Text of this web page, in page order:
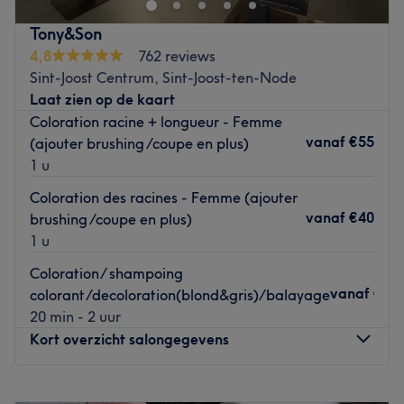
chouchouter et se sentir revigoré.
Transport public le plus proche
Le salon est situé à deux minutes à pied de la station de
train Uccle Calevoet.
L'équipe
Madina est une professionnelle dévouée, prête à prendre
soin de ses clients. Elle travaille sans relâche pour
s'assurer que chaque client quitte le salon en se sentant
rafraîchi et revitalisé.
Nos coups de cœur
décoration moderne et épurée.
Les spécialités de l'établissement : la coupe sur cheveux
secs.
La marque utilisée : L'Oréal Professionnel.
Tony&Son
4,8
762 reviews
Sint-Joost Centrum, Sint-Joost-ten-Node
Laat zien op de kaart
Coloration racine + longueur - Femme
(ajouter brushing /coupe en plus)
1 u
vanaf €55
Coloration des racines - Femme (ajouter
brushing /coupe en plus)
1 u
vanaf €40
Coloration/ shampoing
colorant/decoloration(blond&gris)/balayage
20 min - 2 uur
vanaf €25
Kort overzicht salongegevens